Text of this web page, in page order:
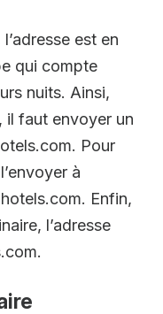
est en
qui compte
nuits. Ainsi,
il faut envoyer un
Pour
à
Enfin,
l’adresse